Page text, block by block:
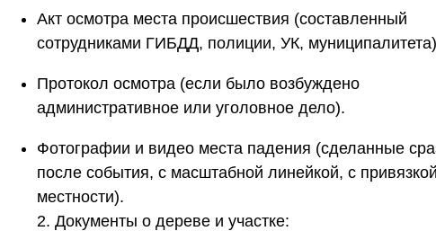
Акт осмотра места происшествия (составленный
сотрудниками ГИБДД, полиции, УК,
Протокол осмотра (если было возбуждено
административное или уголовное дело).
Фотографии и видео места падения (сделанные
после события, с масштабной линейкой, с
местности).
2. Документы о дереве и участке: